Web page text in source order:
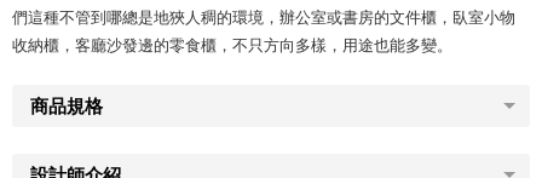
們這種不管到哪總是地狹人稠的環境，辦公室或書房的文件櫃，臥室小物
收納櫃，客廳沙發邊的零食櫃，不只方向多樣，用途也能多變。
商品規格